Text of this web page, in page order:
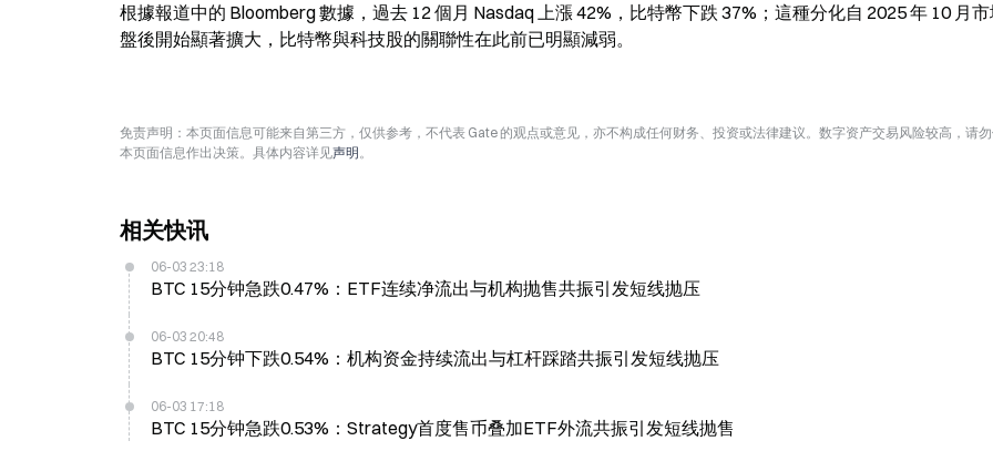
根據報道中的 Bloomberg 數據，過去 12 個月 Nasdaq 上漲 42%，比特幣下跌 37%；這種分化自 2025 年 10 月
盤後開始顯著擴大，比特幣與科技股的關聯性在此前已明顯減弱。
免责声明：本页面信息可能来自第三方，仅供参考，不代表 Gate 的观点或意见，亦不构成任何财务、投资或法律建议。数字资产交易风险较高，请
本页面信息作出决策。具体内容详见声明。
相关快讯
06-03 23:18
BTC 15分钟急跌0.47%：ETF连续净流出与机构抛售共振引发短线抛压
06-03 20:48
BTC 15分钟下跌0.54%：机构资金持续流出与杠杆踩踏共振引发短线抛压
06-03 17:18
BTC 15分钟急跌0.53%：Strategy首度售币叠加ETF外流共振引发短线抛售